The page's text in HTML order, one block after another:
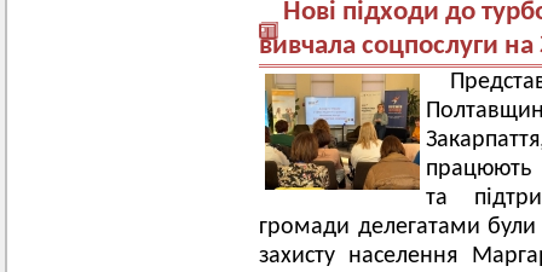
Нові підходи до
вивчала соцпослуги на
працюють
та
громади делегатами були
захисту населення